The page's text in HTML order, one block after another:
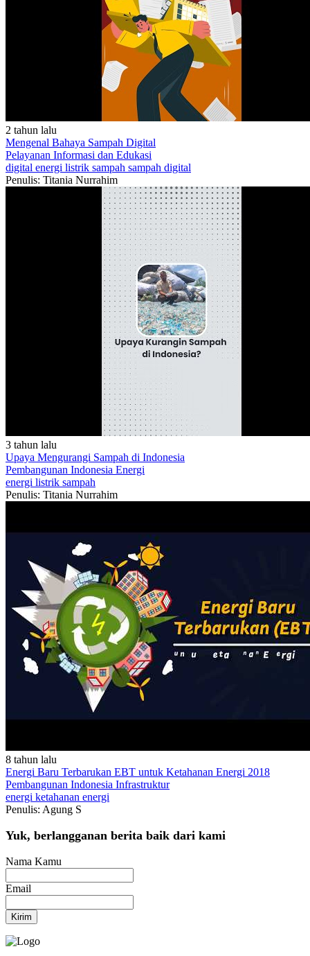
2 tahun lalu
Mengenal Bahaya Sampah Digital
Pelayanan Informasi dan Edukasi
digital energi listrik sampah sampah digital
Penulis: Titania Nurrahim
3 tahun lalu
Upaya Mengurangi Sampah di Indonesia
Pembangunan Indonesia Energi
energi listrik sampah
Penulis: Titania Nurrahim
8 tahun lalu
Energi Baru Terbarukan EBT untuk Ketahanan Energi 2018
Pembangunan Indonesia Infrastruktur
energi ketahanan energi
Penulis: Agung S
Yuk, berlangganan berita baik dari kami
Nama Kamu
Email
Kirim